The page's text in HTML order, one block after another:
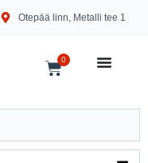
Otepää linn, Metalli tee 1
0